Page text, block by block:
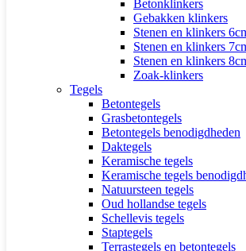
Betonklinkers
Gebakken klinkers
Stenen en klinkers
Stenen en klinkers
Stenen en klinkers
Zoak-klinkers
Tegels
Betontegels
Grasbetontegels
Betontegels benodigdheden
Daktegels
Keramische tegels
Keramische tegels
Natuursteen tegels
Oud hollandse tegels
Schellevis tegels
Staptegels
Terrastegels en betontegels